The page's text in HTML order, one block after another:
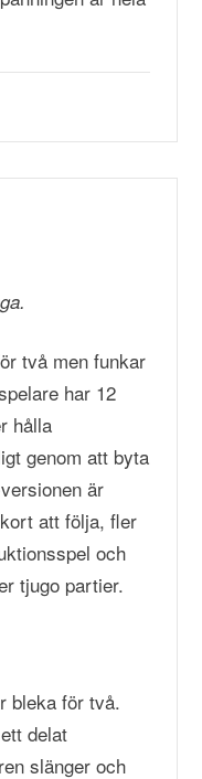
två men funkar
har 12
hålla
genom att byta
är
att följa, fler
och
tjugo partier.
bleka för två.
delat
slänger och